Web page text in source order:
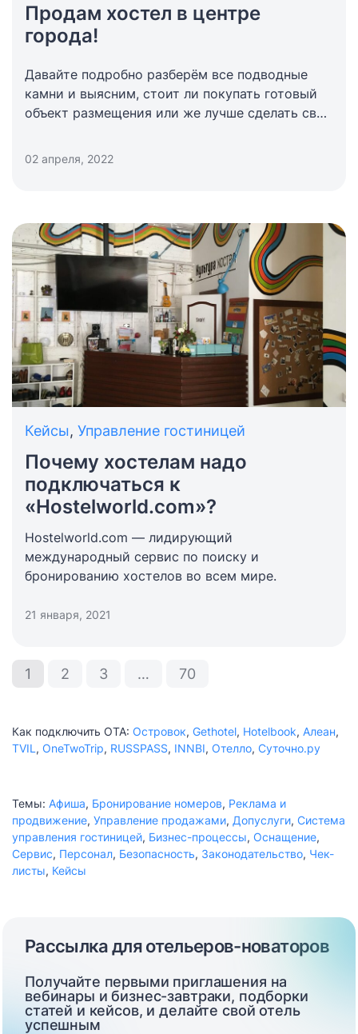
Продам хостел в центре
города!
Давайте подробно разберём все подводные
камни и выясним, стоит ли покупать готовый
объект размещения или же лучше сделать свой
02 апреля, 2022
Кейсы, Управление гостиницей
Почему хостелам надо
подключаться к
«Hostelworld.соm»?
Hostelworld.com — лидирующий
международный сервис по поиску и
бронированию хостелов во всем мире.
21 января, 2021
1 2 3 … 70
Как подключить ОТА: Островок, Gethotel, Hotelbook, Алеан,
TVIL , OneTwoTrip, RUSSPASS, INNBI, Отелло, Суточно.ру
Темы: Афиша, Бронирование номеров, Реклама и
продвижение, Управление продажами, Допуслуги, Система
управления гостиницей, Бизнес-процессы, Оснащение,
Сервис, Персонал, Безопасность, Законодательство, Чек-
листы, Кейсы
Рассылка для отельеров-новаторов
Получайте первыми приглашения на
вебинары и бизнес-завтраки, подборки
статей и кейсов, и делайте свой отель
успешным